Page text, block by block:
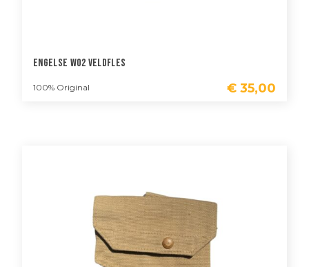
Engelse WO2 Veldfles
100% Original € 35,00